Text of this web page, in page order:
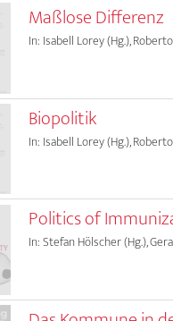
Maßlose Differenz
In: Isabell Lorey (Hg.),
Biopolitik
In: Isabell Lorey (Hg.),
Politics of
In: Stefan Hölscher (Hg.),